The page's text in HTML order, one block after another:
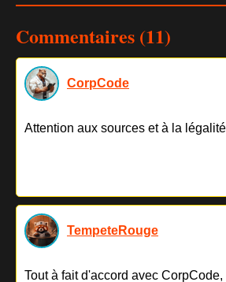
Commentaires (11)
CorpCode
Attention aux sources et à la
TempeteRouge
Tout à fait d'accord avec